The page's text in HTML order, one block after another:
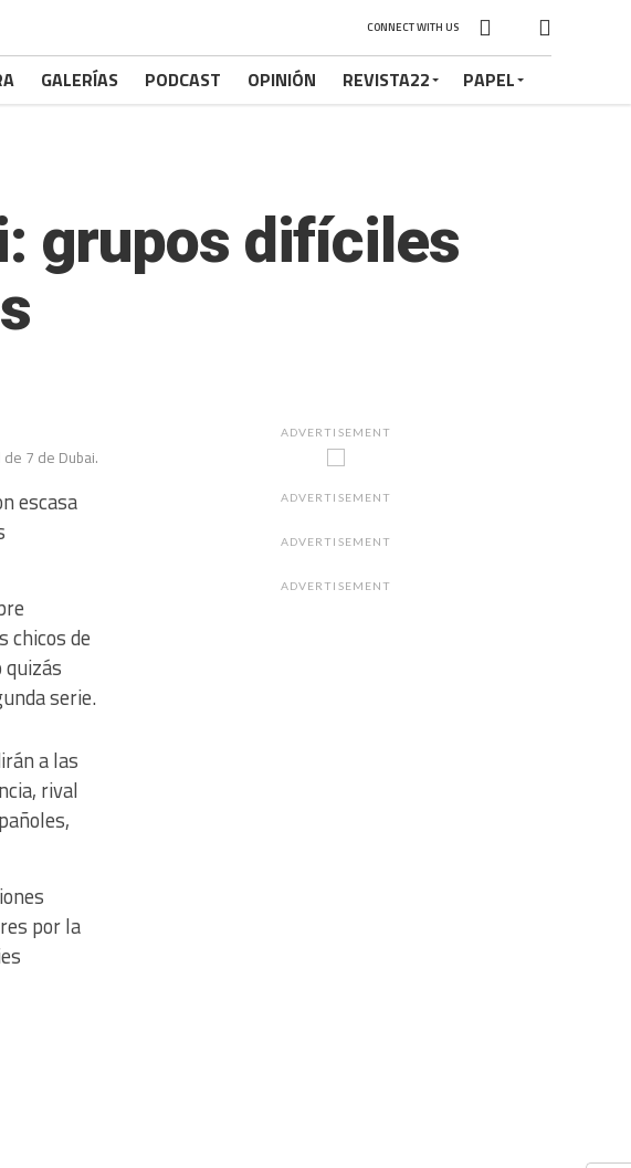
CONNECT WITH US
GALERÍAS PODCAST OPINIÓN REVISTA22 PAPEL
grupos difíciles
7 de Dubai.
escasa
chicos de
serie.
a las
rival
por la
ADVERTISEMENT
ADVERTISEMENT
ADVERTISEMENT
ADVERTISEMENT